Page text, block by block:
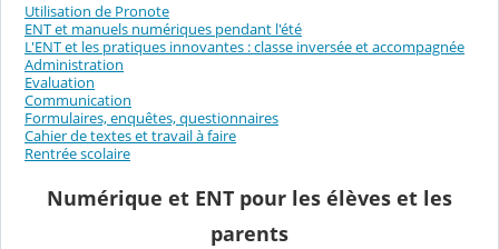
Utilisation de Pronote
ENT et manuels numériques pendant l'été
L'ENT et les pratiques innovantes : classe inversée et accompagnée
Administration
Evaluation
Communication
Formulaires, enquêtes, questionnaires
Cahier de textes et travail à faire
Rentrée scolaire
Numérique et ENT pour les élèves et les
parents